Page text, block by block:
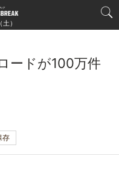
）
ードが100万件
存